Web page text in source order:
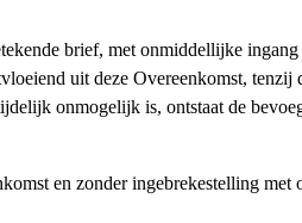
brief, met onmiddellijke
uit deze Overeenkomst,
onmogelijk is, ontstaat de
en zonder ingebrekestelling